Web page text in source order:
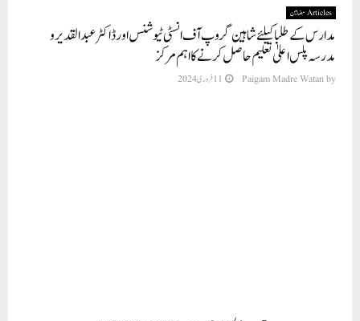
Articles مضامین
مدارس کے طلبا کیلئے شاہین گروپ آ ف انسٹی ٹیوشنس اور ڈاکٹر عبد القدیر و
مدرسہ پلس اعلیٰ تعلیم حاصل کرنے کا اہم مرکز
by
Paigam Madre Watan 11 فروری 2024